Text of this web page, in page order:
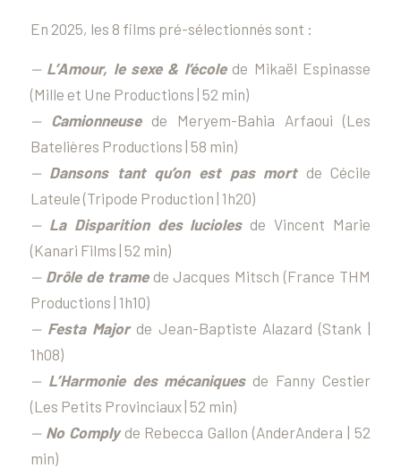
En 2025, les 8 films pré-sélectionnés sont :
—L’Amour, le sexe & l’école de Mikaël Espinasse
(Mille et Une Productions | 52 min)
—Camionneusede Meryem-Bahia Arfaoui (Les
Batelières Productions | 58 min)
—Dansons tant qu’on est pas mortde Cécile
Lateule (Tripode Production | 1h20)
— La Disparition des luciolesde Vincent Marie
(Kanari Films | 52 min)
— Drôle de tramede Jacques Mitsch (France THM
Productions | 1h10)
— Festa Majorde Jean-Baptiste Alazard (Stank |
1h08)
—L’Harmonie des mécaniquesde Fanny Cestier
(Les Petits Provinciaux | 52 min)
—No Complyde Rebecca Gallon (AnderAndera | 52
min)